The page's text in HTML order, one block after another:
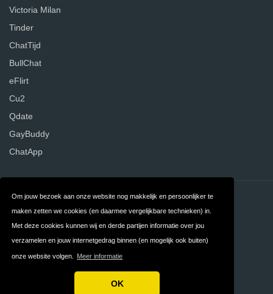
Om jouw bezoek aan onze website nog makkelijk en persoonlijker te
maken zetten we cookies (en daarmee vergelijkbare technieken) in.
Met deze cookies kunnen wij en derde partijen informatie over jou
verzamelen en jouw internetgedrag binnen (en mogelijk ook buiten)
onze website volgen. Meer informatie
OK
Victoria Milan
Tinder
ChatTijd
BullChat
eFlirt
Cu2
Qdate
GayBuddy
ChatApp
Contact Over ons
Voorwaarden
Copyright © 2026 DatingWebsites.nl